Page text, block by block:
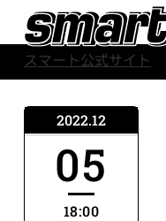
スマート公式サイト
2022.12
05
18:00